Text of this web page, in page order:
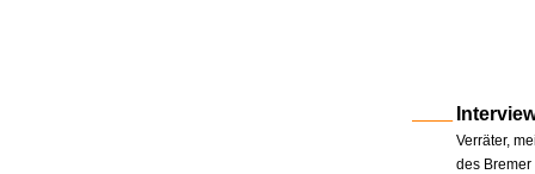
Verräter,
des